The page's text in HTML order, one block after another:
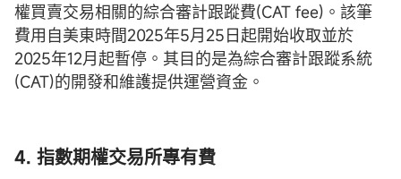
權買賣交易相關的綜合審計跟蹤費(CAT fee)。該筆
費用自美東時間2025年5月25日起開始收取並於
2025年12月起暫停。其目的是為綜合審計跟蹤系統
(CAT)的開發和維護提供運營資金。
4. 指數期權交易所專有費